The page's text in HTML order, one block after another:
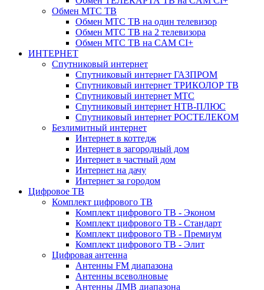
Обмен МТС ТВ
Обмен МТС ТВ на один телевизор
Обмен МТС ТВ на 2 телевизора
Обмен МТС ТВ на CAM CI+
ИНТЕРНЕТ
Спутниковый интернет
Спутниковый интернет ГАЗПРОМ
Спутниковый интернет ТРИКОЛОР ТВ
Спутниковый интернет МТС
Спутниковый интернет НТВ-ПЛЮС
Спутниковый интернет РОСТЕЛЕКОМ
Безлимитный интернет
Интернет в коттедж
Интернет в загородный дом
Интернет в частный дом
Интернет на дачу
Интернет за городом
Цифровое ТВ
Комплект цифрового ТВ
Комплект цифрового ТВ - Эконом
Комплект цифрового ТВ - Стандарт
Комплект цифрового ТВ - Премиум
Комплект цифрового ТВ - Элит
Цифровая антенна
Антенны FM диапазона
Антенны всеволновые
Антенны ДМВ диапазона